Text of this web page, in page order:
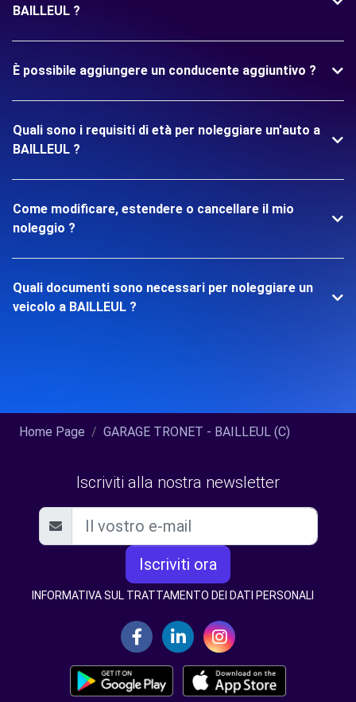
BAILLEUL ?
È possibile aggiungere un conducente aggiuntivo ?
Quali sono i requisiti di età per noleggiare un'auto a
BAILLEUL ?
Come modificare, estendere o cancellare il mio
noleggio ?
Quali documenti sono necessari per noleggiare un
veicolo a BAILLEUL ?
Home Page GARAGE TRONET - BAILLEUL (C)
Iscriviti alla nostra newsletter
Iscriviti ora
INFORMATIVA SUL TRATTAMENTO DEI DATI PERSONALI